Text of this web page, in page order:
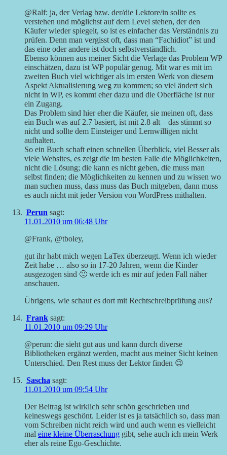
@Ralf: ja, der Verlag bzw. der/die Lektore/in sollte es
verstehen und möglichst auf dem Level stehen, der den
Käufer wieder spiegelt, so ist es einfacher das Verständnis zu
prüfen. Denn man vergisst oft, dass man “Fachidiot” ist und
das eine oder andere ist doch selbstverständlich.
Ebenso können aus meiner Sicht die Verlage das Problem WP
einschätzen, dazu ist WP populär genug. Mit war es mit im
zweiten Buch viel wichtiger als im ersten Werk von diesem
Aspekt Aktualisierung weg zu kommen; so viel ändert sich
nicht in WP, es kommt eher dazu und die Oberfläche ist nur
ein Zugang.
Das Problem sind hier eher die Käufer, sie meinen oft, dass
ein Buch was auf 2.7 basiert, ist mit 2.8 alt – das stimmt so
nicht und sollte dem Einsteiger und Lernwilligen nicht
aufhalten.
So ein Buch schaft einen schnellen Überblick, viel Besser als
viele Websites, es zeigt die im besten Falle die Möglichkeiten,
nicht die Lösung; die kann es nicht geben, die muss man
selbst finden; die Möglichkeiten zu kennen und zu wissen wo
man suchen muss, dass muss das Buch mitgeben, dann muss
es auch nicht mit jeder Version von WordPress mithalten.
Perun sagt:
11.01.2010 um 06:48 Uhr
@Frank, @tboley,
gut ihr habt mich wegen LaTex überzeugt. Wenn ich wieder
Zeit habe … also so in 17-20 Jahren, wenn die Kinder
ausgezogen sind 🙂 werde ich es mir auf jeden Fall näher
anschauen.
Übrigens, wie schaut es dort mit Rechtschreibprüfung aus?
Frank sagt:
11.01.2010 um 09:29 Uhr
@perun: die sieht gut aus und kann durch diverse
Bibliotheken ergänzt werden, macht aus meiner Sicht keinen
Unterschied. Den Rest muss der Lektor finden 😉
Sascha sagt:
11.01.2010 um 09:54 Uhr
Der Beitrag ist wirklich sehr schön geschrieben und
keineswegs geschönt. Leider ist es ja tatsächlich so, dass man
vom Schreiben nicht reich wird und auch wenn es vielleicht
mal eine kleine Überraschung gibt, sehe auch ich mein Werk
eher als reine Ego-Geschichte.